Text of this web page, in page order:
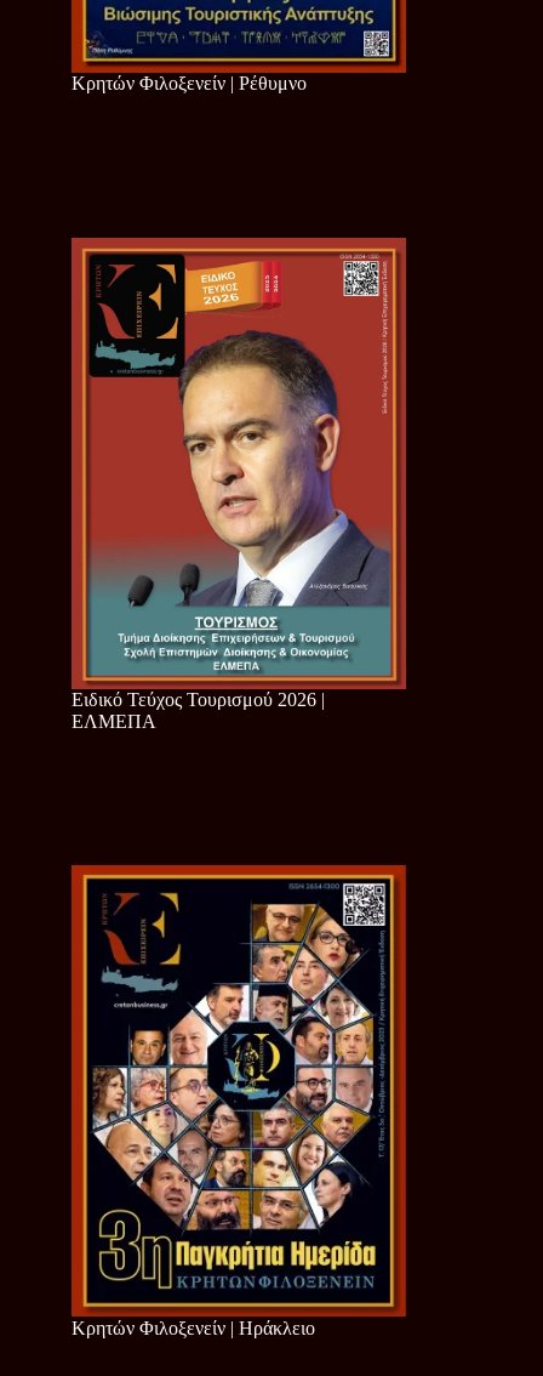
Κρητών Φιλοξενείν | Ρέθυμνο
Ειδικό Τεύχος Τουρισμού 2026 |
ΕΛΜΕΠΑ
Κρητών Φιλοξενείν | Ηράκλειο